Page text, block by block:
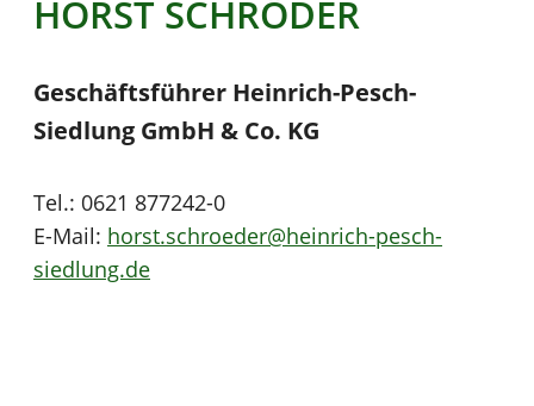
HORST SCHRÖDER
Geschäftsführer Heinrich-Pesch-
Siedlung GmbH & Co. KG
Tel.: 0621 877242-0
E-Mail: horst.schroeder@heinrich-pesch-
siedlung.de